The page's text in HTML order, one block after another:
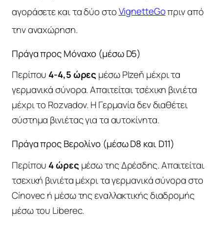
αγοράσετε και τα δύο στοVignetteGoπριν από
την αναχώρηση.
Πράγα προς Μόναχο (μέσω D5)
Περίπου 4-4,5 ώρες μέσω Plzeň μέχρι τα
γερμανικά σύνορα. Απαιτείται τσέχικη βινιέτα
μέχρι το Rozvadov. Η Γερμανία δεν διαθέτει
σύστημα βινιέτας για τα αυτοκίνητα.
Πράγα προς Βερολίνο (μέσω D8 και D11)
Περίπου 4 ώρες μέσω της Δρέσδης. Απαιτείται
τσεχική βινιέτα μέχρι τα γερμανικά σύνορα στο
Cínovec ή μέσω της εναλλακτικής διαδρομής
μέσω του Liberec.